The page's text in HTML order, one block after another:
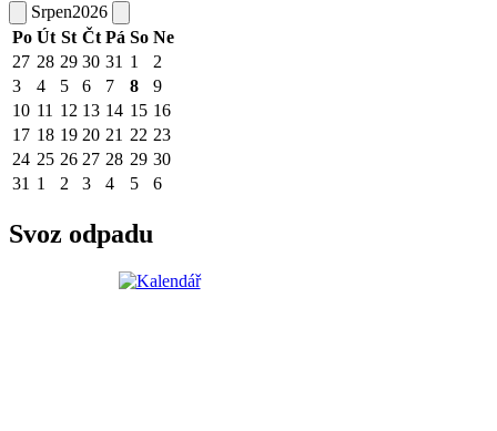
Srpen2026
Po Út St Čt Pá So Ne
27 28 29 30 31 1
2
3
4 5 6 7 8
9
10 11 12 13 14 15 16
17 18 19 20 21 22 23
24 25 26 27 28 29 30
31 1 2 3 4 5 6
Svoz odpadu